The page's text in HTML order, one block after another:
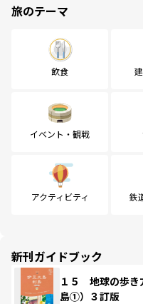
旅のテーマ
飲食
イベント・観戦
アクティビティ 鉄
新刊ガイドブック
１５ 地球の歩
島①）３訂版